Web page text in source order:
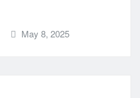
May 8, 2025